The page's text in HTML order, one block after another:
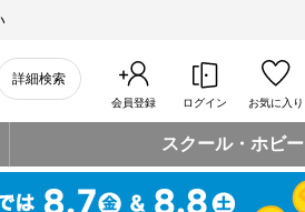
詳細検索
会員登録 ログイン お気に入り
スクール・ホビー